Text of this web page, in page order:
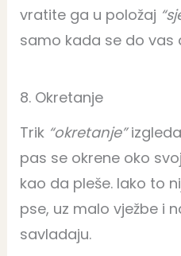
vratite ga u položaj
samo kada se do vas
8. Okretanje
Trik “okretanje”
pas se okrene oko
kao da pleše. Iako to
pse, uz malo vježbe i
savladaju.